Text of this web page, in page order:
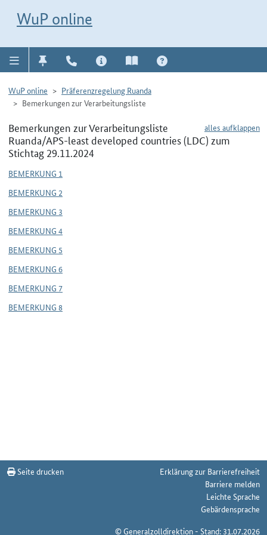
WuP online
WuP online
Präferenzregelung Ruanda
Bemerkungen zur Verarbeitungsliste
alles aufklappen
Bemerkungen zur Verarbeitungsliste
Ruanda/APS-least developed countries (LDC) zum
Stichtag 29.11.2024
BEMERKUNG 1
BEMERKUNG 2
BEMERKUNG 3
BEMERKUNG 4
BEMERKUNG 5
BEMERKUNG 6
BEMERKUNG 7
BEMERKUNG 8
Seite drucken
Erklärung zur Barrierefreiheit
Barriere melden
Leichte Sprache
Gebärdensprache
© Generalzolldirektion - Stand: 31.07.2026